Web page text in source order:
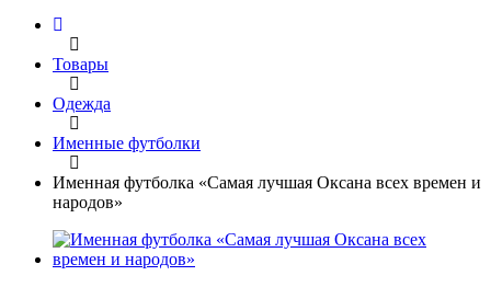
Товары
Одежда
Именные футболки
Именная футболка «Самая лучшая Оксана всех времен и
народов»